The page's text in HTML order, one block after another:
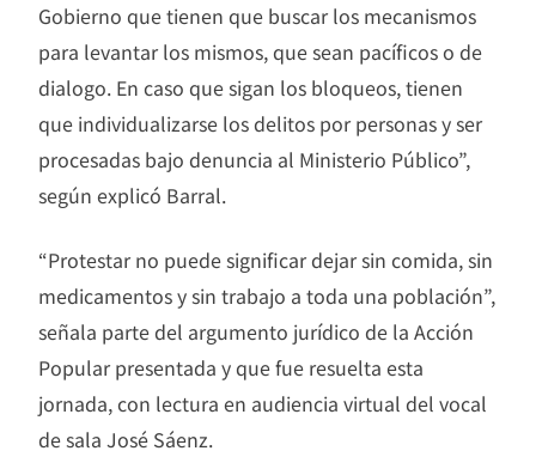
Gobierno que tienen que buscar los mecanismos
para levantar los mismos, que sean pacíficos o de
dialogo. En caso que sigan los bloqueos, tienen
que individualizarse los delitos por personas y ser
procesadas bajo denuncia al Ministerio Público”,
según explicó Barral.
“Protestar no puede significar dejar sin comida, sin
medicamentos y sin trabajo a toda una población”,
señala parte del argumento jurídico de la Acción
Popular presentada y que fue resuelta esta
jornada, con lectura en audiencia virtual del vocal
de sala José Sáenz.